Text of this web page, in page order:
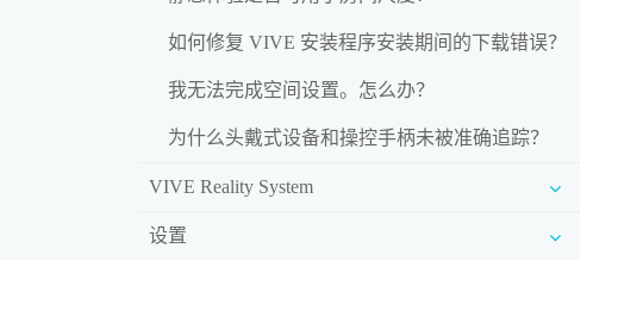
如何修复 VIVE 安装程序安装期间的下载错误？
我无法完成空间设置。怎么办？
为什么头戴式设备和操控手柄未被准确追踪？
VIVE Reality System
设置